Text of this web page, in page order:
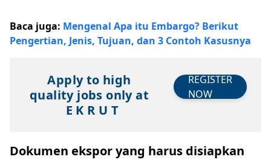
Baca juga: Mengenal Apa itu Embargo? Berikut
Pengertian, Jenis, Tujuan, dan 3 Contoh Kasusnya
Apply to high
quality jobs only at
E K R U T
REGISTER
NOW
Dokumen ekspor yang harus disiapkan